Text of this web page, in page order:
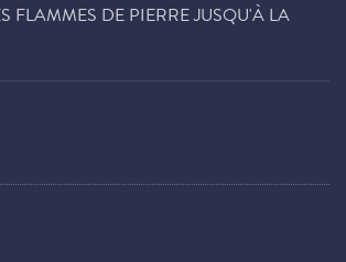
FLAMMES DE PIERRE JUSQU'À LA